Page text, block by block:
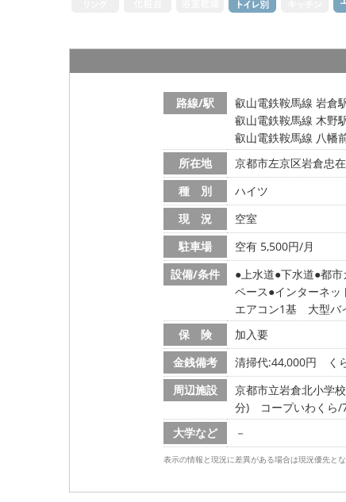
路線/駅
叡山電鉄鞍馬線 岩倉
叡山電鉄鞍馬線 木野
叡山電鉄鞍馬線 八幡
所在地
京都市左京区岩倉忠
種 別
ハイツ
現 況
空室
駐車場
空有 5,500円/月
設備/条件
上水道 下水道 都市
ペース インターネッ
エアコン1基 大型バ
保 険
加入要
金銭備考
清掃代:44,000円 く
周辺施設
京都市立岩倉北小学
分)
コープいわくら
大学など
－
表示の情報と現況に差異がある場合は現況優先とな